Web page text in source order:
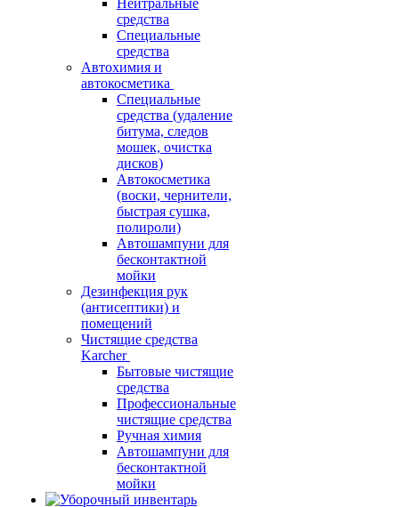
Нейтральные
средства
Специальные
средства
Автохимия и
автокосметика
Специальные
средства (удаление
битума, следов
мошек, очистка
дисков)
Автокосметика
(воски, чернители,
быстрая сушка,
полироли)
Автошампуни для
бесконтактной
мойки
Дезинфекция рук
(антисептики) и
помещений
Чистящие средства
Karcher
Бытовые чистящие
средства
Профессиональные
чистящие средства
Ручная химия
Автошампуни для
бесконтактной
мойки